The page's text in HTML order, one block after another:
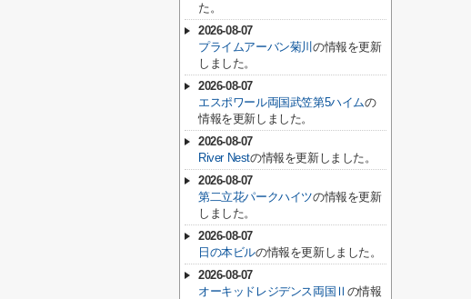
た。
2026-08-07
プライムアーバン菊川の情報を更新
しました。
2026-08-07
エスポワール両国武笠第5ハイムの
情報を更新しました。
2026-08-07
River Nestの情報を更新しました。
2026-08-07
第二立花パークハイツの情報を更新
しました。
2026-08-07
日の本ビルの情報を更新しました。
2026-08-07
オーキッドレジデンス両国Ⅱ の情報